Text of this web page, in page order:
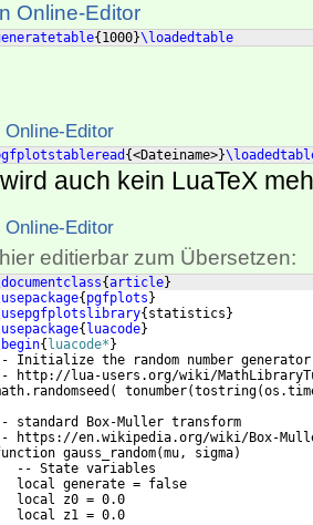
Online-Editor
{ 1000}\loadedtable
Online-Editor
{<Dateiname>}
auch kein LuaTeX
Online-Editor
editierbar zum Übersetzen:
{article}
{ pgfplots }
{ statistics }
{ luacode}
{ luacode* }
Initialize the random number
http://lua-users.org/wiki/
( tonumber(tostring(
standard Box-Muller transform
https://en.wikipedia.org/wiki/Box-
gauss_random(mu, sigma)
-- State variables
local generate = false
local z0 = 0.0
local z1 = 0.0